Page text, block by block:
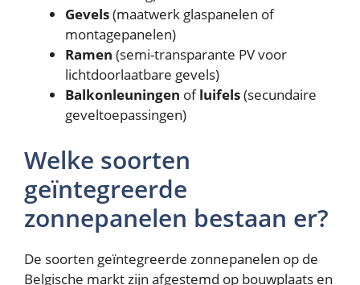
Gevels(maatwerk glaspanelen of
montagepanelen)
Ramen (semi-transparante PV voor
lichtdoorlaatbare gevels)
Balkonleuningen ofluifels(secundaire
geveltoepassingen)
Welke soorten
geïntegreerde
zonnepanelen bestaan er?
De soorten geïntegreerde zonnepanelen op de
Belgische markt zijn afgestemd op bouwplaats en